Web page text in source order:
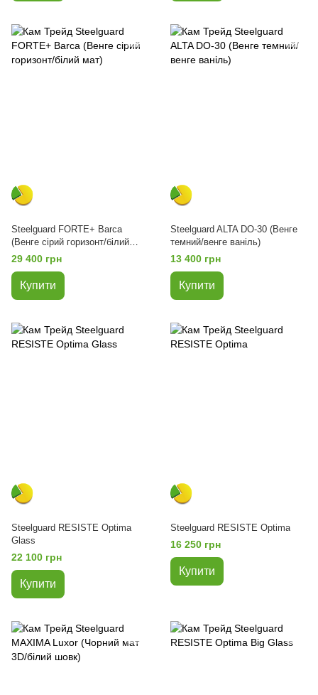
Steelguard FORTE+ Barca
(Венге сірий горизонт/білий
мат)
29 400 грн
Купити
Steelguard ALTA DO-30 (Венге
темний/венге ваніль)
13 400 грн
Купити
Steelguard RESISTE Optima
Glass
22 100 грн
Купити
Steelguard RESISTE Optima
16 250 грн
Купити